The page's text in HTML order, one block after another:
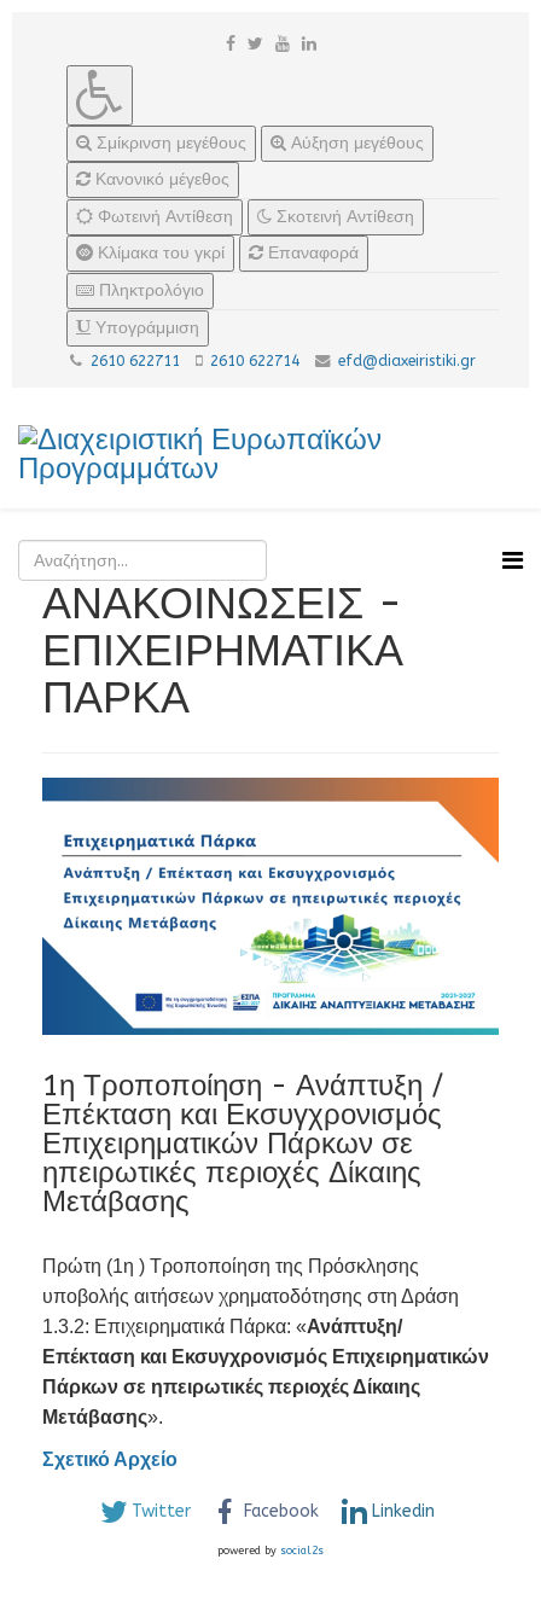
Σμίκρινση μεγέθους
Αύξηση μεγέθους
Κανονικό μέγεθος
Φωτεινή Αντίθεση
Σκοτεινή Αντίθεση
Κλίμακα του γκρί
Επαναφορά
Πληκτρολόγιο
Υπογράμμιση
2610 622711 2610 622714 efd@diaxeiristiki.gr
ΑΝΑΚΟΙΝΩΣΕΙΣ -
ΕΠΙΧΕΙΡΗΜΑΤΙΚΑ
ΠΑΡΚΑ
1η Τροποποίηση - Ανάπτυξη /
Επέκταση και Εκσυγχρονισμός
Επιχειρηματικών Πάρκων σε
ηπειρωτικές περιοχές Δίκαιης
Μετάβασης
Πρώτη (1η ) Τροποποίηση της Πρόσκλησης
υποβολής αιτήσεων χρηματοδότησης στη Δράση
1.3.2: Επιχειρηματικά Πάρκα: «Ανάπτυξη/
Επέκταση και Εκσυγχρονισμός Επιχειρηματικών
Πάρκων σε ηπειρωτικές περιοχές Δίκαιης
Μετάβασης».
Σχετικό Αρχείο
Twitter Facebook Linkedin
powered by social2s